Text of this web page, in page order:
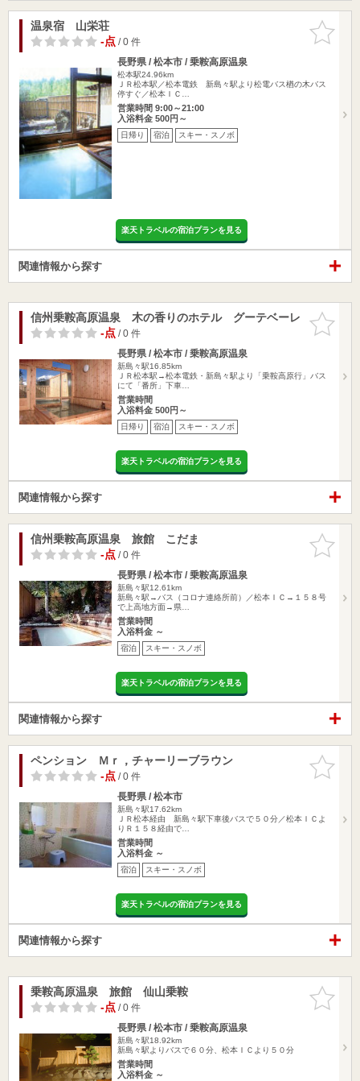
お気に入
りに追加
温泉宿 山栄荘
-点/ 0 件
長野県 / 松本市 / 乗鞍高原温泉
松本駅24.96km
ＪＲ松本駅／松本電鉄 新島々駅より松電バス楢の木バス
停すぐ／松本ＩＣ…
営業時間 9:00～21:00
入浴料金 500円～
日帰り 宿泊 スキー・スノボ
楽天トラベルの宿泊プランを見る
関連情報から探す
お気に入
りに追加
信州乗鞍高原温泉 木の香りのホテル グーテベーレ
-点/ 0 件
長野県 / 松本市 / 乗鞍高原温泉
新島々駅16.85km
ＪＲ松本駅→松本電鉄・新島々駅より「乗鞍高原行」バス
にて「番所」下車…
営業時間
入浴料金 500円～
日帰り 宿泊 スキー・スノボ
楽天トラベルの宿泊プランを見る
関連情報から探す
お気に入
りに追加
信州乗鞍高原温泉 旅館 こだま
-点/ 0 件
長野県 / 松本市 / 乗鞍高原温泉
新島々駅12.61km
新島々駅→バス（コロナ連絡所前）／松本ＩＣ→１５８号
で上高地方面→県…
営業時間
入浴料金 ～
宿泊 スキー・スノボ
楽天トラベルの宿泊プランを見る
関連情報から探す
お気に入
りに追加
ペンション Ｍｒ，チャーリーブラウン
-点/ 0 件
長野県 / 松本市
新島々駅17.62km
ＪＲ松本経由 新島々駅下車後バスで５０分／松本ＩＣよ
りＲ１５８経由で…
営業時間
入浴料金 ～
宿泊 スキー・スノボ
楽天トラベルの宿泊プランを見る
関連情報から探す
お気に入
りに追加
乗鞍高原温泉 旅館 仙山乗鞍
-点/ 0 件
長野県 / 松本市 / 乗鞍高原温泉
新島々駅18.92km
新島々駅よりバスで６０分、松本ＩＣより５０分
営業時間
入浴料金 ～